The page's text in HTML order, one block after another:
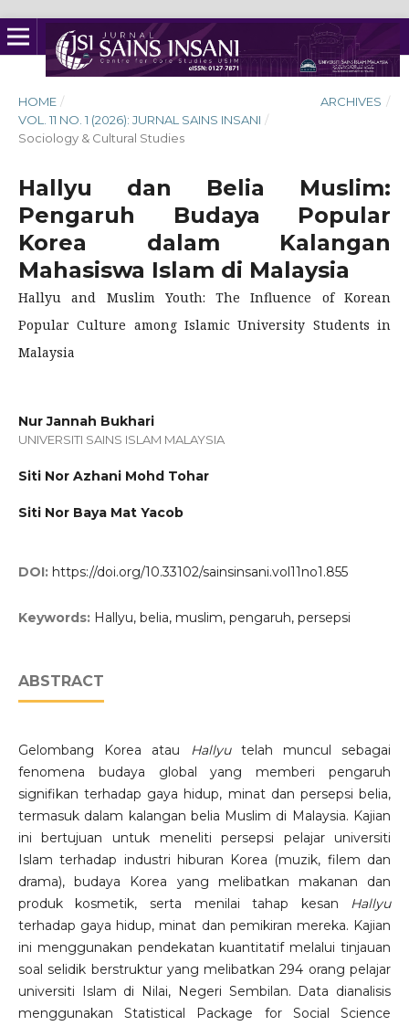
HOME / ARCHIVES /
VOL. 11 NO. 1 (2026): JURNAL SAINS INSANI /
Sociology & Cultural Studies
Hallyu dan Belia Muslim:
Pengaruh Budaya Popular
Korea dalam Kalangan
Mahasiswa Islam di Malaysia
Hallyu and Muslim Youth: The Influence of Korean
Popular Culture among Islamic University Students in
Malaysia
Nur Jannah Bukhari
UNIVERSITI SAINS ISLAM MALAYSIA
Siti Nor Azhani Mohd Tohar
Siti Nor Baya Mat Yacob
DOI: https://doi.org/10.33102/sainsinsani.vol11no1.855
Keywords: Hallyu, belia, muslim, pengaruh, persepsi
ABSTRACT
Gelombang Korea atau Hallyutelah muncul sebagai
fenomena budaya global yang memberi pengaruh
signifikan terhadap gaya hidup, minat dan persepsi belia,
termasuk dalam kalangan belia Muslim di Malaysia. Kajian
ini bertujuan untuk meneliti persepsi pelajar universiti
Islam terhadap industri hiburan Korea (muzik, filem dan
drama), budaya Korea yang melibatkan makanan dan
produk kosmetik, serta menilai tahap kesan Hallyu
terhadap gaya hidup, minat dan pemikiran mereka. Kajian
ini menggunakan pendekatan kuantitatif melalui tinjauan
soal selidik berstruktur yang melibatkan 294 orang pelajar
universiti Islam di Nilai, Negeri Sembilan. Data dianalisis
menggunakan Statistical Package for Social Science